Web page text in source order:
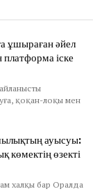
ұшыраған әйел
платформа іске
қоқан-лоқы мен
ауысуы:
көмектің өзекті
халқы бар Оралда